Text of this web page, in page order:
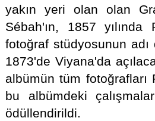
yakın yeri olan olan
Sébah'ın, 1857
fotoğraf stüdyosunun
1873'de Viyana'da
albümün tüm
bu albümdeki
ödüllendirildi.